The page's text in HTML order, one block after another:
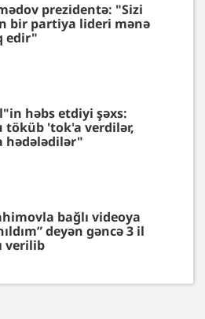
prezidentə: "Sizi
bir partiya lideri mənə
edir"
həbs etdiyi şəxs:
töküb 'tok'a verdilər,
hədələdilər"
bağlı videoya
deyən gəncə 3 il
verilib